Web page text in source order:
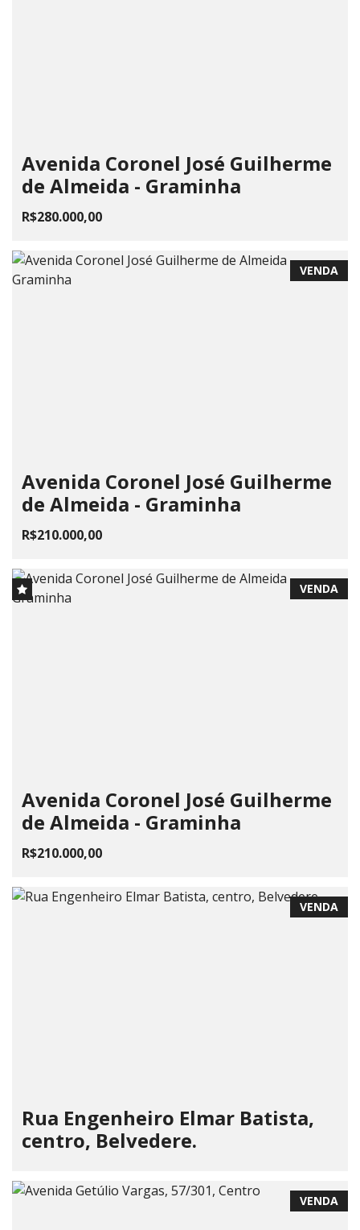
Avenida Coronel José Guilherme
de Almeida - Graminha
R$280.000,00
VENDA
Avenida Coronel José Guilherme
de Almeida - Graminha
R$210.000,00
VENDA
Avenida Coronel José Guilherme
de Almeida - Graminha
R$210.000,00
VENDA
Rua Engenheiro Elmar Batista,
centro, Belvedere.
VENDA